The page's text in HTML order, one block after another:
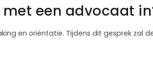
een advocaat
en oriëntatie. Tijdens dit gesprek zal